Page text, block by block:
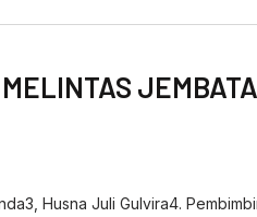
Husna Juli Gulvira4.